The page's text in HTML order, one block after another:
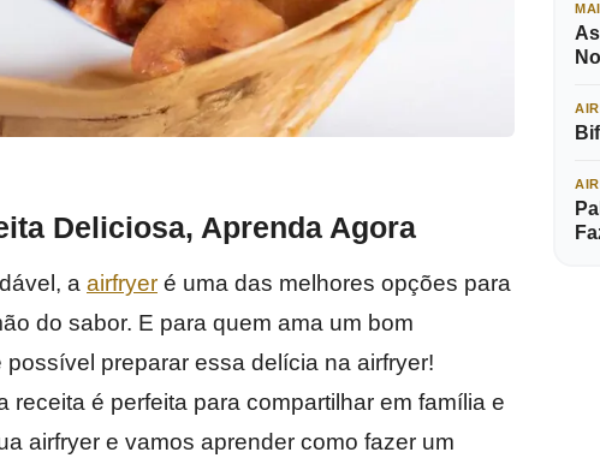
Deliciosa, Aprenda Agora
a airfryer é uma das melhores opções para
do sabor. E para quem ama um bom
preparar essa delícia na airfryer!
é perfeita para compartilhar em família e
airfryer e vamos aprender como fazer um